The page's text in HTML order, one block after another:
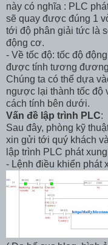
này có nghĩa : PLC
sẽ quay được đúng 1
tới độ phân giải tức là
động cơ.
- Về tốc độ: tốc độ
được tính tương
Chúng ta có thể dựa
ngược lại thành tốc độ
cách tính bên dưới.
Vấn đề lập trình PLC:
Sau đây, phòng kỹ
xin gửi tới quý khách
lập trình PLC phát
- Lệnh điều khiển phát